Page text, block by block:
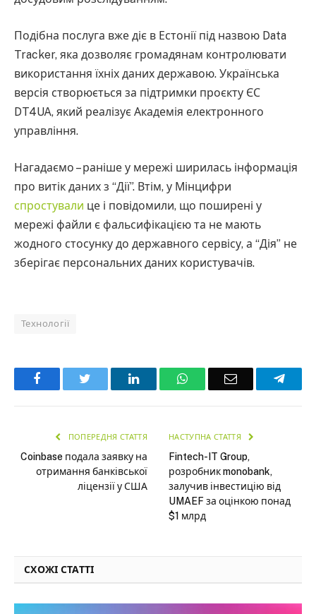
Подібна послуга вже діє в Естонії під назвою Data
Tracker, яка дозволяє громадянам контролювати
використання їхніх даних державою. Українська
версія створюється за підтримки проєкту ЄС
DT4UA, який реалізує Академія електронного
управління.
Нагадаємо – раніше у мережі ширилась інформація
про витік даних з “Дії”. Втім, у Мінцифри
спростували це і повідомили, що поширені у
мережі файли є фальсифікацією та не мають
жодного стосунку до державного сервісу, а “Дія” не
зберігає персональних даних користувачів.
Технології
Facebook LinkedInWhatsAppEmail
ПОПЕРЕДНЯ СТАТТЯ
Coinbase подала заявку на
отримання банківської
ліцензії у США
НАСТУПНА СТАТТЯ
Fintech-IT Group,
розробник monobank,
залучив інвестицію від
UMAEF за оцінкою понад
$1 млрд
СХОЖІ СТАТТІ